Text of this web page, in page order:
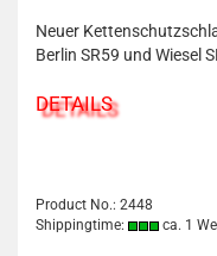
Neuer
Berlin SR59 und Wiesel
DETAILS
Product No.: 2448
Shippingtime:
ca. 1